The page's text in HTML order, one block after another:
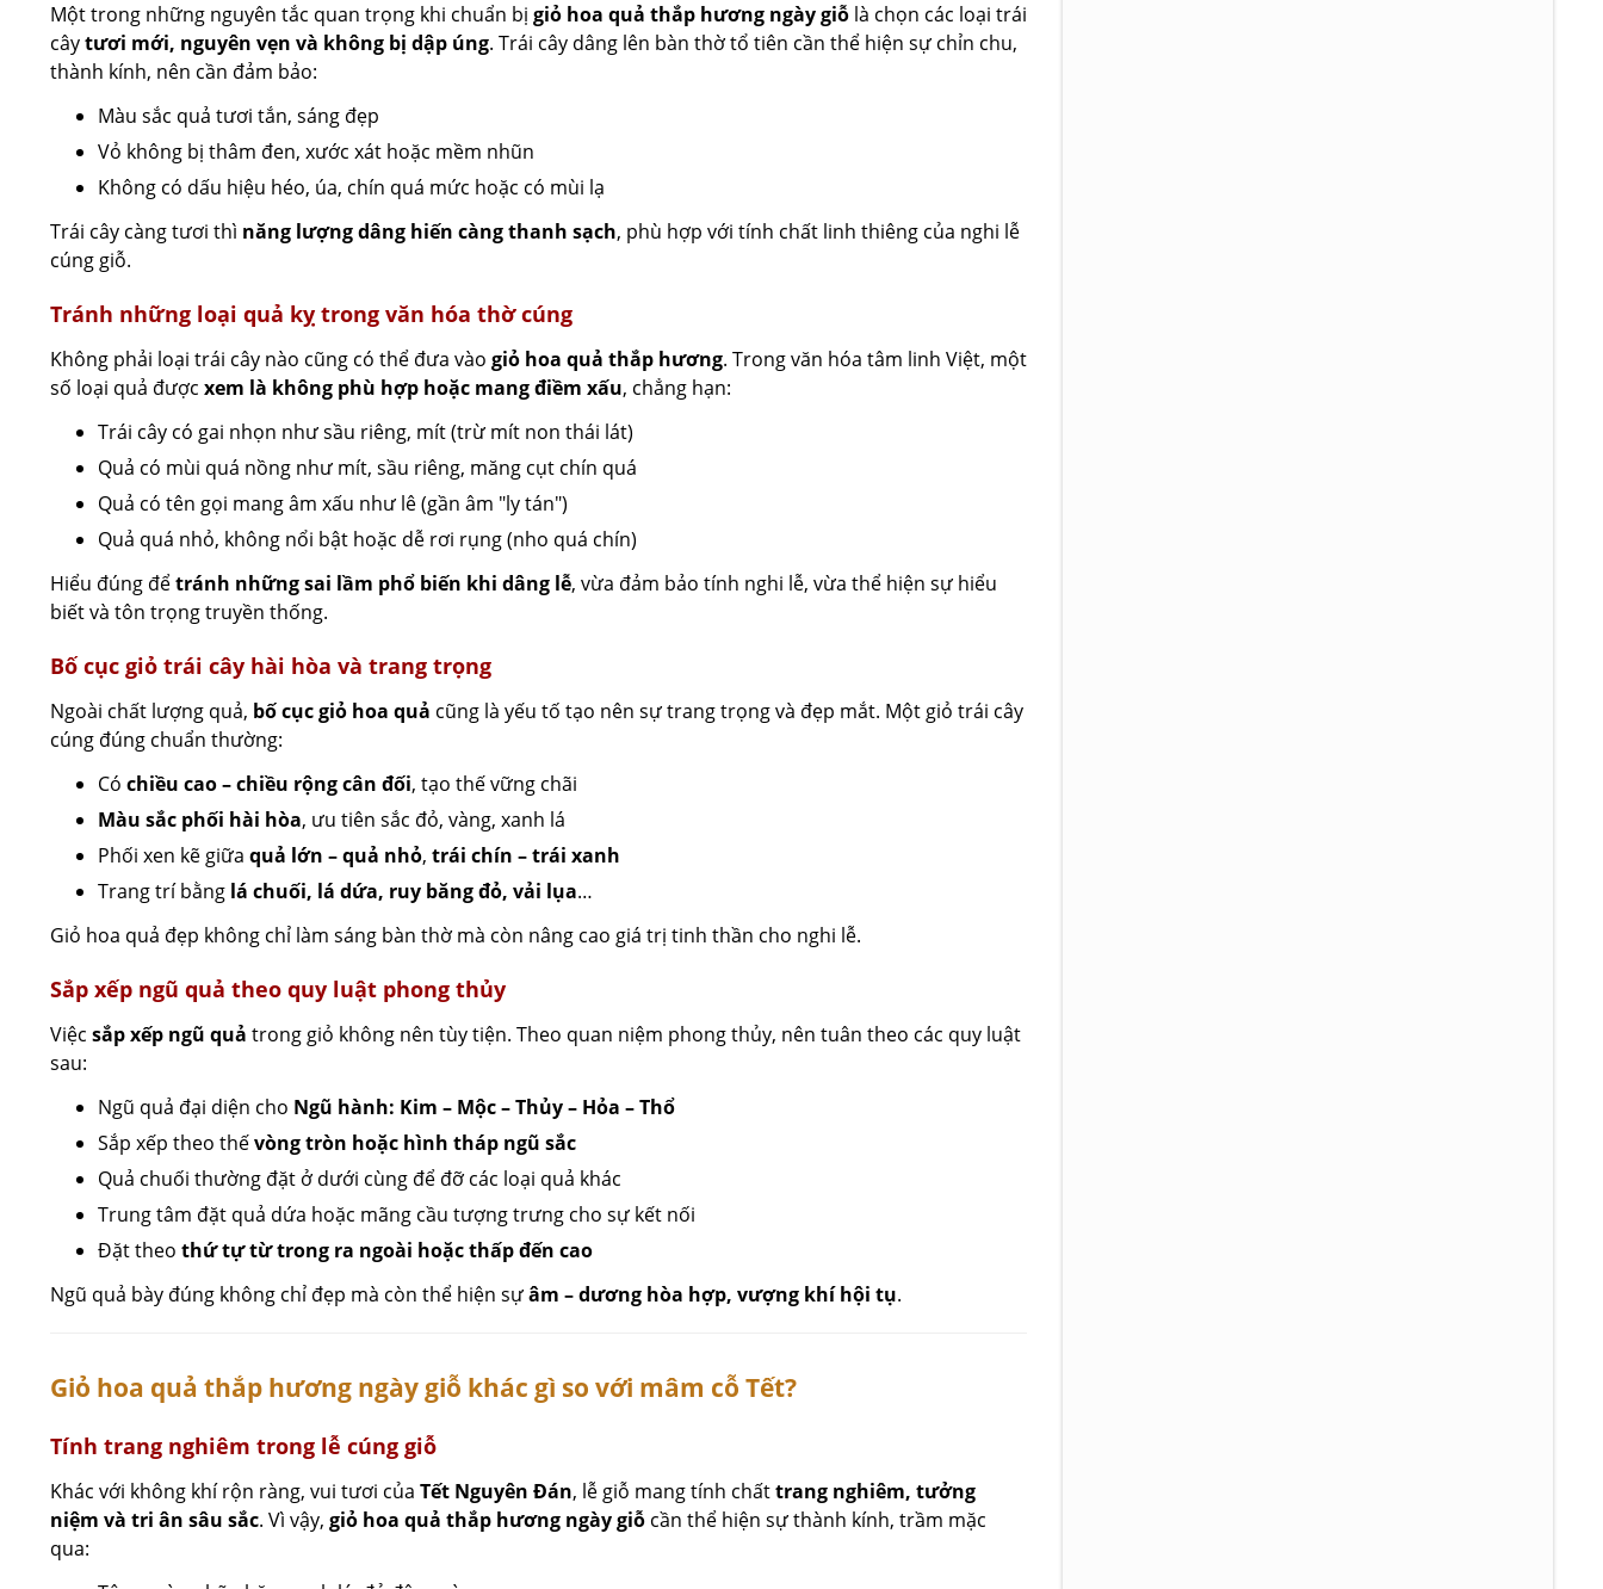
Một trong những nguyên tắc quan trọng khi chuẩn bị giỏ hoa quả thắp hương ngày giỗ là chọn các loại trái
câytươi mới, nguyên vẹn và không bị dập úng. Trái cây dâng lên bàn thờ tổ tiên cần thể hiện sự chỉn chu,
thành kính, nên cần đảm bảo:
Màu sắc quả tươi tắn, sáng đẹp
Vỏ không bị thâm đen, xước xát hoặc mềm nhũn
Không có dấu hiệu héo, úa, chín quá mức hoặc có mùi lạ
Trái cây càng tươi thì năng lượng dâng hiến càng thanh sạch, phù hợp với tính chất linh thiêng của nghi lễ
cúng giỗ.
Tránh những loại quả kỵ trong văn hóa thờ cúng
Không phải loại trái cây nào cũng có thể đưa vào giỏ hoa quả thắp hương. Trong văn hóa tâm linh Việt, một
số loại quả được xem là không phù hợp hoặc mang điềm xấu, chẳng hạn:
Trái cây có gai nhọn như sầu riêng, mít (trừ mít non thái lát)
Quả có mùi quá nồng như mít, sầu riêng, măng cụt chín quá
Quả có tên gọi mang âm xấu như lê (gần âm "ly tán")
Quả quá nhỏ, không nổi bật hoặc dễ rơi rụng (nho quá chín)
Hiểu đúng đểtránh những sai lầm phổ biến khi dâng lễ, vừa đảm bảo tính nghi lễ, vừa thể hiện sự hiểu
biết và tôn trọng truyền thống.
Bố cục giỏ trái cây hài hòa và trang trọng
Ngoài chất lượng quả, bố cục giỏ hoa quả cũng là yếu tố tạo nên sự trang trọng và đẹp mắt. Một giỏ trái cây
cúng đúng chuẩn thường:
Có chiều cao – chiều rộng cân đối, tạo thế vững chãi
Màu sắc phối hài hòa, ưu tiên sắc đỏ, vàng, xanh lá
Phối xen kẽ giữa quả lớn – quả nhỏ, trái chín – trái xanh
Trang trí bằng lá chuối, lá dứa, ruy băng đỏ, vải lụa…
Giỏ hoa quả đẹp không chỉ làm sáng bàn thờ mà còn nâng cao giá trị tinh thần cho nghi lễ.
Sắp xếp ngũ quả theo quy luật phong thủy
Việc sắp xếp ngũ quả trong giỏ không nên tùy tiện. Theo quan niệm phong thủy, nên tuân theo các quy luật
sau:
Ngũ quả đại diện cho Ngũ hành: Kim – Mộc – Thủy – Hỏa – Thổ
Sắp xếp theo thếvòng tròn hoặc hình tháp ngũ sắc
Quả chuối thường đặt ở dưới cùng để đỡ các loại quả khác
Trung tâm đặt quả dứa hoặc mãng cầu tượng trưng cho sự kết nối
Đặt theo thứ tự từ trong ra ngoài hoặc thấp đến cao
Ngũ quả bày đúng không chỉ đẹp mà còn thể hiện sựâm – dương hòa hợp, vượng khí hội tụ.
Giỏ hoa quả thắp hương ngày giỗ khác gì so với mâm cỗ Tết?
Tính trang nghiêm trong lễ cúng giỗ
Khác với không khí rộn ràng, vui tươi của Tết Nguyên Đán, lễ giỗ mang tính chấttrang nghiêm, tưởng
niệm và tri ân sâu sắc. Vì vậy, giỏ hoa quả thắp hương ngày giỗ cần thể hiện sự thành kính, trầm mặc
qua: